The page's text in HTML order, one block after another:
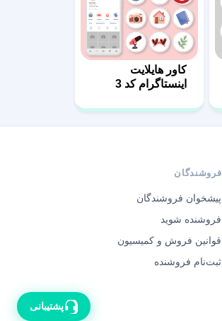
کاور هایلایت
اینستاگرام کد 3
فروشندگان
پیشخوان فروشندگان
فروشنده شوید
قوانین فروش و کمیسیون
ثبت‌نام فروشنده
پشتیبانی